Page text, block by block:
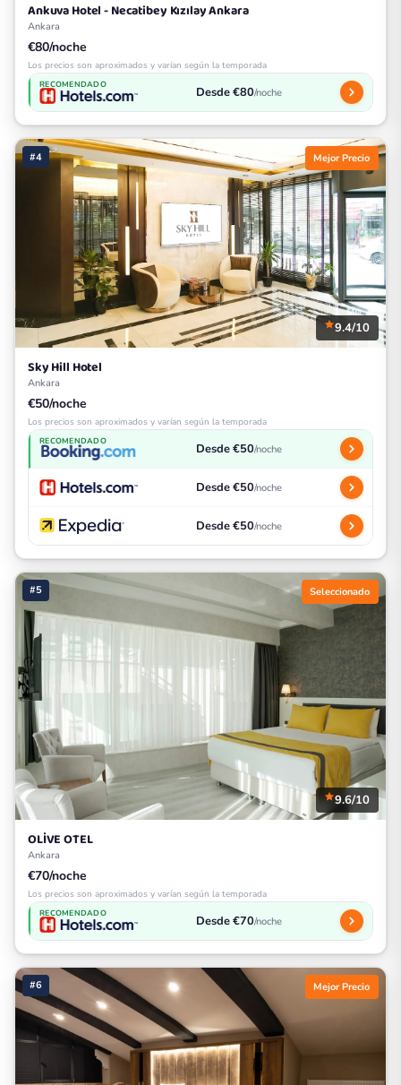
Ankuva Hotel - Necatibey Kızılay Ankara
Ankara
€80/noche
Los precios son aproximados y varían según la temporada
RECOMENDADO Desde €80/noche
#4 Mejor Precio
9.4/10
Sky Hill Hotel
Ankara
€50/noche
Los precios son aproximados y varían según la temporada
RECOMENDADO Desde €50/noche
Desde €50/noche
Desde €50/noche
#5 Seleccionado
9.6/10
OLİVE OTEL
Ankara
€70/noche
Los precios son aproximados y varían según la temporada
RECOMENDADO Desde €70/noche
#6 Mejor Precio